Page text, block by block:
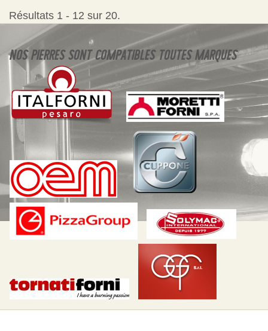
Résultats 1 - 12 sur 20.
NOS PIERRES SONT COMPATIBLES TOUTES MARQUES